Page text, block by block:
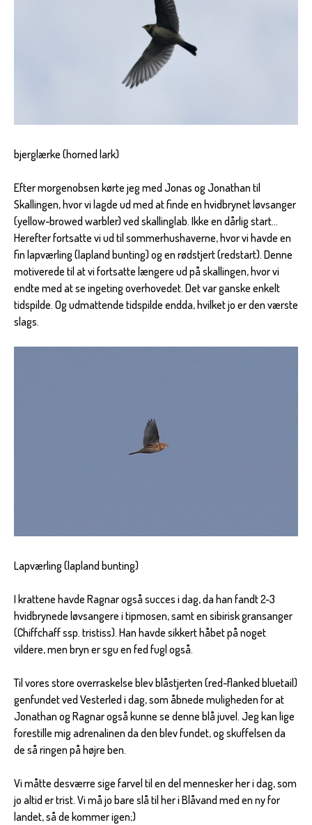
bjerglærke (horned lark)
Efter morgenobsen kørte jeg med Jonas og Jonathan til
Skallingen, hvor vi lagde ud med at finde en hvidbrynet løvsanger
(yellow-browed warbler) ved skallinglab. Ikke en dårlig start...
Herefter fortsatte vi ud til sommerhushaverne, hvor vi havde en
fin lapværling (lapland bunting) og en rødstjert (redstart). Denne
motiverede til at vi fortsatte længere ud på skallingen, hvor vi
endte med at se ingeting overhovedet. Det var ganske enkelt
tidspilde. Og udmattende tidspilde endda, hvilket jo er den værste
slags.
Lapværling (lapland bunting)
I krattene havde Ragnar også succes i dag, da han fandt 2-3
hvidbrynede løvsangere i tipmosen, samt en sibirisk gransanger
(Chiffchaff ssp. tristiss). Han havde sikkert håbet på noget
vildere, men bryn er sgu en fed fugl også.
Til vores store overraskelse blev blåstjerten (red-flanked bluetail)
genfundet ved Vesterled i dag, som åbnede muligheden for at
Jonathan og Ragnar også kunne se denne blå juvel. Jeg kan lige
forestille mig adrenalinen da den blev fundet, og skuffelsen da
de så ringen på højre ben.
Vi måtte desværre sige farvel til en del mennesker her i dag, som
jo altid er trist. Vi må jo bare slå til her i Blåvand med en ny for
landet, så de kommer igen;)